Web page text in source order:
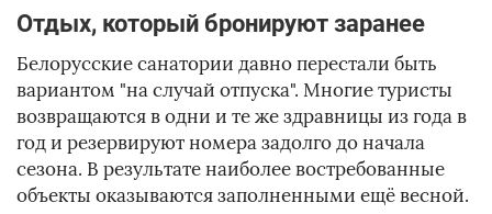
Отдых, который бронируют заранее
Белорусские санатории давно перестали быть
вариантом "на случай отпуска". Многие туристы
возвращаются в одни и те же здравницы из года в
год и резервируют номера задолго до начала
сезона. В результате наиболее востребованные
объекты оказываются заполненными ещё весной.